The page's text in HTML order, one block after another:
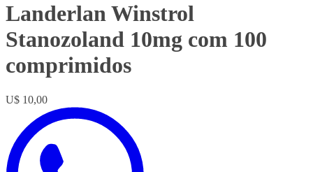
Landerlan Winstrol
Stanozoland 10mg com 100
comprimidos
U$ 10,00